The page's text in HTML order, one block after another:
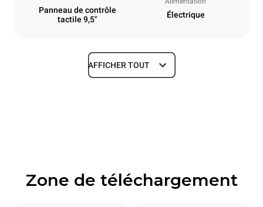
Panneau de contrôle
tactile 9,5"
Électrique
Dimensions
Caractéristiques de la plaque
AFFICHER TOUT
Zone de téléchargement